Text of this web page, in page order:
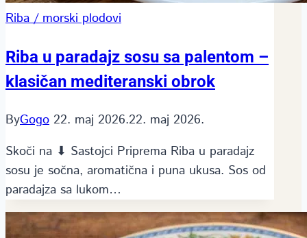
Riba / morski plodovi
Riba u paradajz sosu sa palentom –
klasičan mediteranski obrok
ByGogo 22. maj 2026.22. maj 2026.
Skoči na ⬇ Sastojci Priprema Riba u paradajz
sosu je sočna, aromatična i puna ukusa. Sos od
paradajza sa lukom…